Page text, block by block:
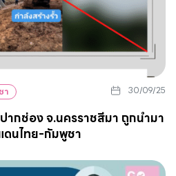
า 30/09/25
กช่อง จ.นครราชสีมา ถูกนำมา
ดนไทย-กัมพูชา